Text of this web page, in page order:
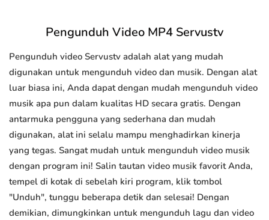
Pengunduh Video MP4 Servustv
Pengunduh video Servustv adalah alat yang mudah
digunakan untuk mengunduh video dan musik. Dengan alat
luar biasa ini, Anda dapat dengan mudah mengunduh video
musik apa pun dalam kualitas HD secara gratis. Dengan
antarmuka pengguna yang sederhana dan mudah
digunakan, alat ini selalu mampu menghadirkan kinerja
yang tegas. Sangat mudah untuk mengunduh video musik
dengan program ini! Salin tautan video musik favorit Anda,
tempel di kotak di sebelah kiri program, klik tombol
"Unduh", tunggu beberapa detik dan selesai! Dengan
demikian, dimungkinkan untuk mengunduh lagu dan video